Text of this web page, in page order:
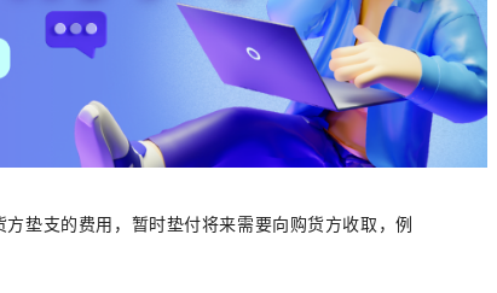
垫支的费用，暂时垫付将来需要向购货方收取，例